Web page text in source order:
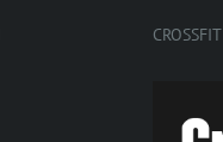
CROSSFIT